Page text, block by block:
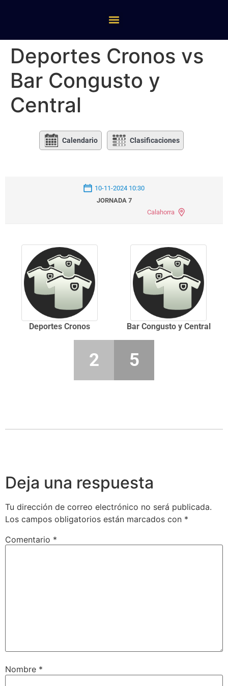
Deportes Cronos vs
Bar Congusto y
Central
Calendario Clasificaciones
10-11-2024 10:30
JORNADA 7
Calahorra
Deportes Cronos Bar Congusto y Central
2 5
Deja una respuesta
Tu dirección de correo electrónico no será publicada.
Los campos obligatorios están marcados con *
Comentario *
Nombre *